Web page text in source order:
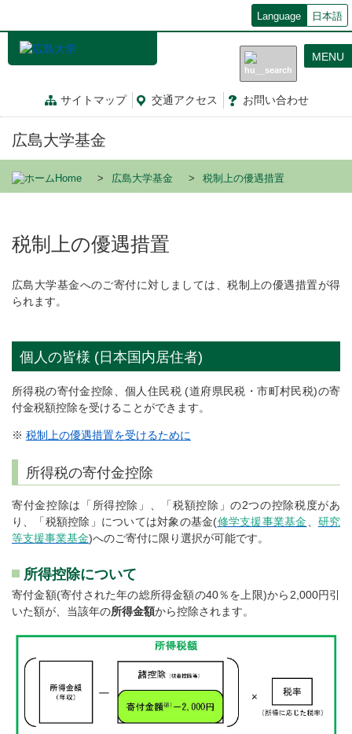
Language 日本語
サイトマップ 交通アクセス お問い合わせ
MENU
広島大学基金
Home 広島大学基金 税制上の優遇措置
税制上の優遇措置
広島大学基金へのご寄付に対しましては、税制上の優遇措置が得
られます。
個人の皆様 (日本国内居住者)
所得税の寄付金控除、個人住民税 (道府県民税・市町村民税)の寄
付金税額控除を受けることができます。
※ 税制上の優遇措置を受けるために
所得税の寄付金控除
寄付金控除は「所得控除」、「税額控除」の2つの控除税度があ
り、「税額控除」については対象の基金(修学支援事業基金
研究
等支援事業基金)へのご寄付に限り選択が可能です。
所得控除について
寄付金額(寄付された年の総所得金額の40％を上限)から2,000円引
いた額が、当該年の所得金額から控除されます。